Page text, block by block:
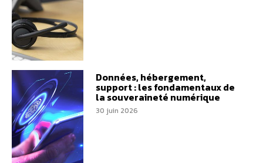
Données, hébergement,
support : les fondamentaux de
la souveraineté numérique
30 juin 2026